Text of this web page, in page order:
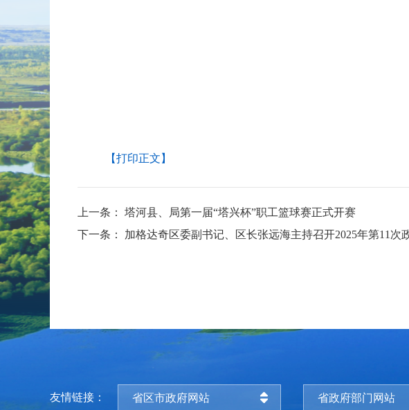
【打印正文】
上一条：
塔河县、局第一届“塔兴杯”职工篮球赛正式开赛
下一条：
加格达奇区委副书记、区长张远海主持召开2025年第11次
友情链接： 省区市政府网站 省政府部门网站